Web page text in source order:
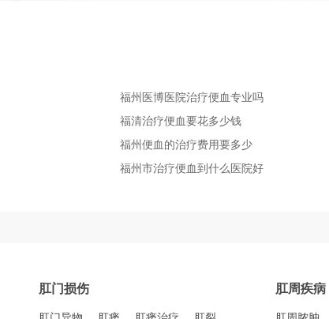
福州医博医院治疗便血专业吗
福清治疗便血要花多少钱
福州便血的治疗费用要多少
福州市治疗便血到什么医院好
肛门损伤 肛周疾病